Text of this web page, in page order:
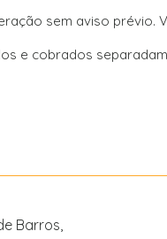
sem aviso prévio.
e cobrados
Barros,